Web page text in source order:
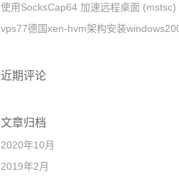
使用SocksCap64 加速远程桌面 (mstsc)
vps77德国xen-hvm架构安装
近期评论
文章归档
2020年10月
2019年2月